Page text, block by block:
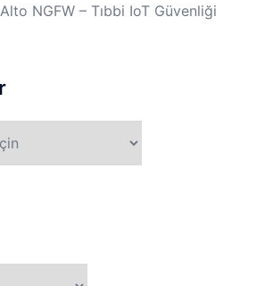
NGFW – Tıbbi IoT Güvenliği